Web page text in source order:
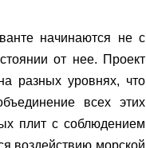
начинаются не с
от нее. Проект
разных уровнях, что
всех этих
плит с соблюдением
воздействию морской